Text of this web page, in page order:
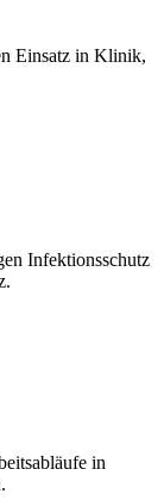
Einsatz in Klinik,
Infektionsschutz
in